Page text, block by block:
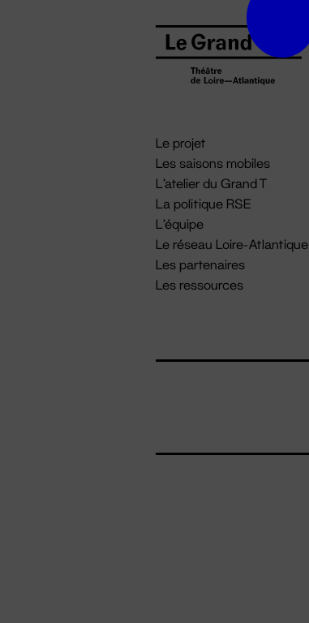
Le projet
Les saisons mobiles
L'atelier du Grand T
La politique RSE
L'équipe
Le réseau Loire-Atlantique
Les partenaires
Les ressources